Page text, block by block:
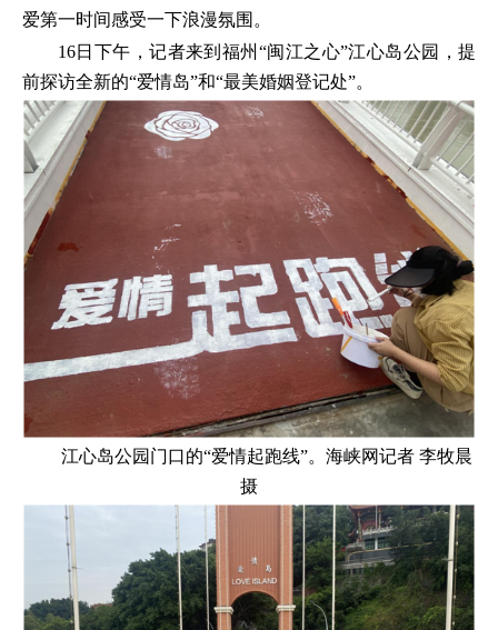
爱第一时间感受一下浪漫氛围。
16日下午，记者来到福州“闽江之心”江心岛公园，提
前探访全新的“爱情岛”和“最美婚姻登记处”。
江心岛公园门口的“爱情起跑线”。海峡网记者 李牧晨
摄